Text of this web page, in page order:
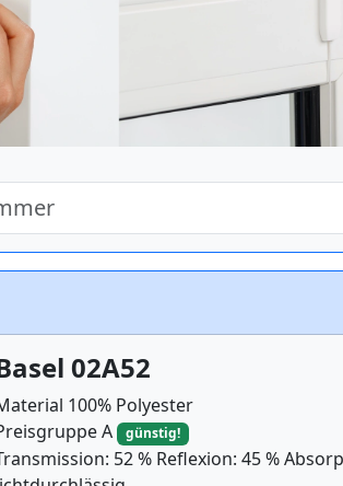
02A52
100% Polyester
A
günstig!
52 % Reflexion: 45 %